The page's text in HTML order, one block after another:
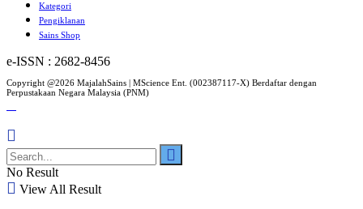
Kategori
Pengiklanan
Sains Shop
e-ISSN : 2682-8456
Copyright @2026 MajalahSains | MScience Ent. (002387117-X) Berdaftar dengan
Perpustakaan Negara Malaysia (PNM)
No Result
View All Result